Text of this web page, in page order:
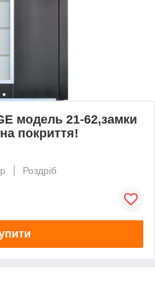
модель 21-62,замки
покриття!
Роздріб